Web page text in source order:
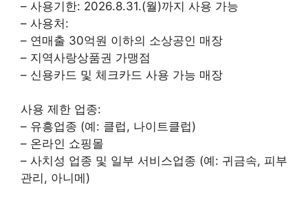
– 사용기한: 2026.8.31.(월)까지 사용 가능
– 사용처:
– 연매출 30억원 이하의 소상공인 매장
– 지역사랑상품권 가맹점
– 신용카드 및 체크카드 사용 가능 매장
사용 제한 업종:
– 유흥업종 (예: 클럽, 나이트클럽)
– 온라인 쇼핑몰
– 사치성 업종 및 일부 서비스업종 (예: 귀금속, 피부
관리, 아니메)